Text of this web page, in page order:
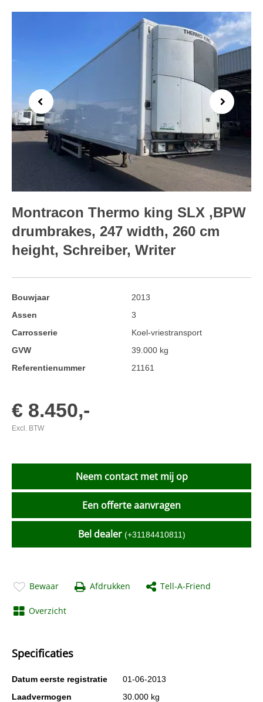
Previous Next
Montracon Thermo king SLX ,BPW
drumbrakes, 247 width, 260 cm
height, Schreiber, Writer
Bouwjaar
2013
Assen
3
Carrosserie
Koel-vriestransport
GVW
39.000 kg
Referentienummer
21161
€ 8.450,-
Excl. BTW
Neem contact met mij op
Een offerte aanvragen
Bel dealer (+31184410811)
Bewaar Afdrukken Tell-A-Friend
Overzicht
Specificaties
Datum eerste registratie
01-06-2013
Laadvermogen
30.000 kg